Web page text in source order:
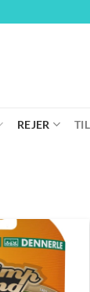
REJER